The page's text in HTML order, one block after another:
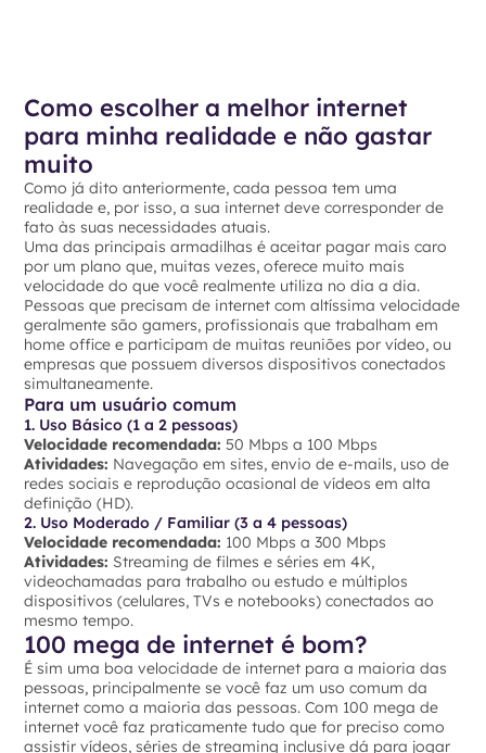
Como escolher a melhor internet
para minha realidade e não gastar
muito
Como já dito anteriormente, cada pessoa tem uma
realidade e, por isso, a sua internet deve corresponder de
fato às suas necessidades atuais.
Uma das principais armadilhas é aceitar pagar mais caro
por um plano que, muitas vezes, oferece muito mais
velocidade do que você realmente utiliza no dia a dia.
Pessoas que precisam de internet com altíssima velocidade
geralmente são gamers, profissionais que trabalham em
home office e participam de muitas reuniões por vídeo, ou
empresas que possuem diversos dispositivos conectados
simultaneamente.
Para um usuário comum
1. Uso Básico (1 a 2 pessoas)
Velocidade recomendada: 50 Mbps a 100 Mbps
Atividades: Navegação em sites, envio de e-mails, uso de
redes sociais e reprodução ocasional de vídeos em alta
definição (HD).
2. Uso Moderado / Familiar (3 a 4 pessoas)
Velocidade recomendada: 100 Mbps a 300 Mbps
Atividades: Streaming de filmes e séries em 4K,
videochamadas para trabalho ou estudo e múltiplos
dispositivos (celulares, TVs e notebooks) conectados ao
mesmo tempo.
100 mega de internet é bom?
É sim uma boa velocidade de internet para a maioria das
pessoas, principalmente se você faz um uso comum da
internet como a maioria das pessoas. Com 100 mega de
internet você faz praticamente tudo que for preciso como
assistir vídeos, séries de streaming inclusive dá para jogar